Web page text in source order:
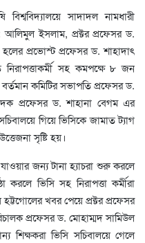
সাদাদল নামধারী
ইসলাম, প্রক্টর প্রফেসর ড.
প্রভোস্ট প্রফেসর ড. শাহাদাৎ
নিরাপত্তাকর্মী সহ কমপক্ষে ৮ জন
কমিটির সভাপতি প্রফেসর ড.
প্রফেসর ড. শাহানা বেগম এর
গিয়ে ভিসিকে জামাত ট্যাগ
সৃষ্টি হয়।
জন্য টানা হ্যাচরা শুরু করলে
করলে ভিসি সহ নিরাপত্তা কর্মীরা
খবর পেয়ে প্রক্টর প্রফেসর
প্রফেসর ড. মোহাম্মদ সামিউল
শিক্ষকরা ভিসি সচিবালয়ে গেলে